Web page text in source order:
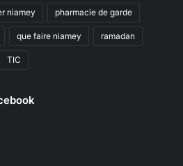
niamey pharmacie de garde
que faire niamey ramadan
TIC